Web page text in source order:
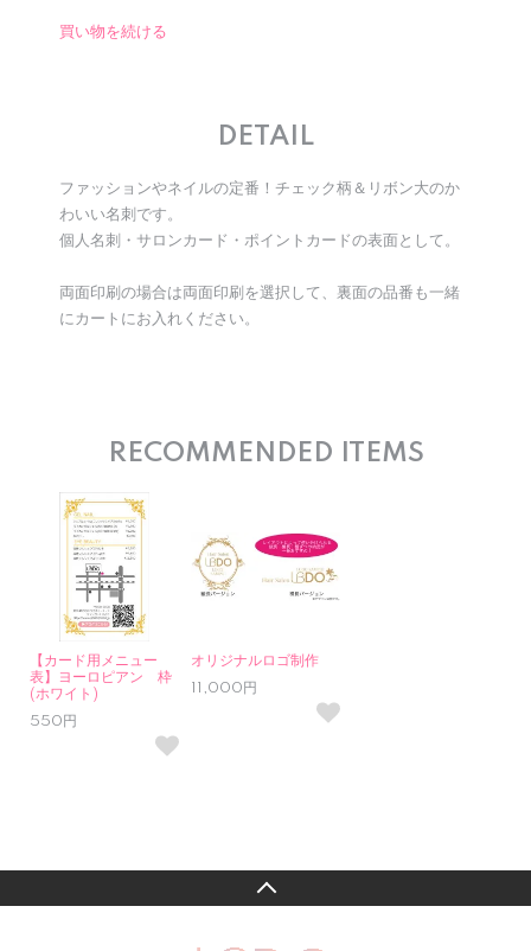
買い物を続ける
DETAIL
ファッションやネイルの定番！チェック柄＆リボン大のか
わいい名刺です。
個人名刺・サロンカード・ポイントカードの表面として。
両面印刷の場合は両面印刷を選択して、裏面の品番も一緒
にカートにお入れください。
RECOMMENDED ITEMS
【カード用メニュー
表】ヨーロピアン 枠
(ホワイト)
550円
オリジナルロゴ制作
11,000円